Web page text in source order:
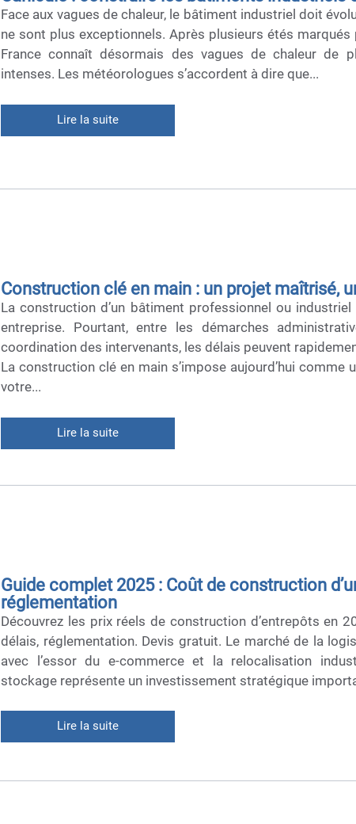
Face aux vagues de chaleur, le bâtiment industriel doit
ne sont plus exceptionnels. Après plusieurs étés
France connaît désormais des vagues de chaleur de
intenses. Les météorologues s’accordent à dire que...
Lire la suite
Construction clé en main : un projet maîtrisé,
La construction d’un bâtiment professionnel ou
entreprise. Pourtant, entre les démarches
coordination des intervenants, les délais peuvent
La construction clé en main s’impose aujourd’hui
votre...
Lire la suite
Guide complet 2025 : Coût de construction
réglementation
Découvrez les prix réels de construction d’entrepôts en
délais, réglementation. Devis gratuit. Le marché de la
avec l’essor du e-commerce et la relocalisation
stockage représente un investissement stratégique
Lire la suite